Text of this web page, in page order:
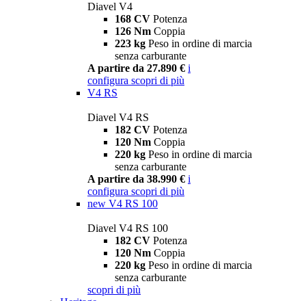
Diavel V4
168 CV Potenza
126 Nm Coppia
223 kg Peso in ordine di marcia
senza carburante
A partire da 27.890 € i
configura scopri di più
V4 RS
Diavel V4 RS
182 CV Potenza
120 Nm Coppia
220 kg Peso in ordine di marcia
senza carburante
A partire da 38.990 € i
configura scopri di più
new V4 RS 100
Diavel V4 RS 100
182 CV Potenza
120 Nm Coppia
220 kg Peso in ordine di marcia
senza carburante
scopri di più